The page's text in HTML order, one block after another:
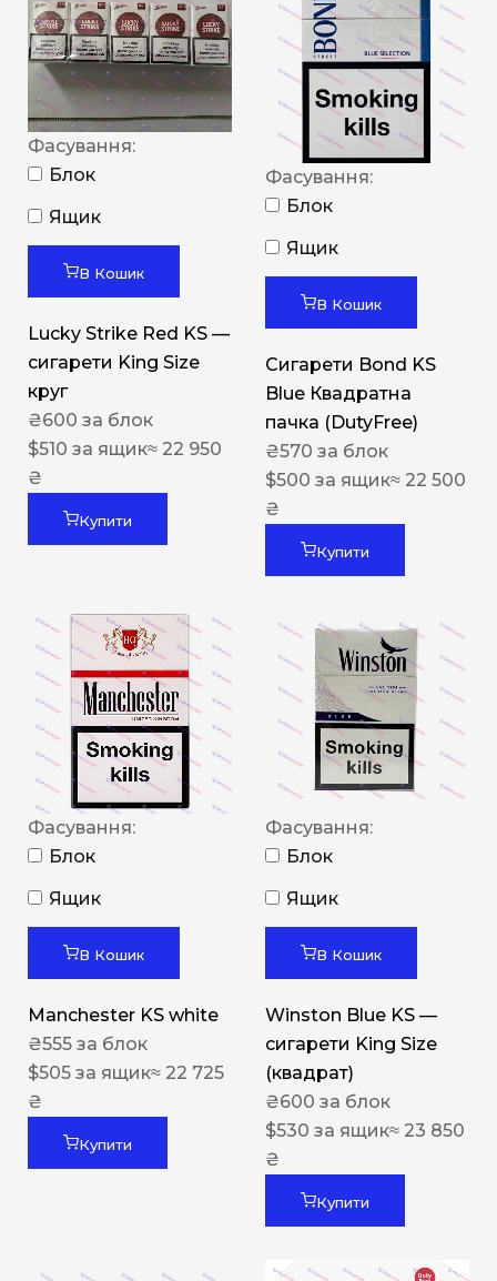
Фасування:
Блок
Ящик
В Кошик
Lucky Strike Red KS —
сигарети King Size
круг
₴600 за блок
$510 за ящик≈ 22 950
₴
Купити
Фасування:
Блок
Ящик
В Кошик
Сигарети Bond KS
Blue Квадратна
пачка (DutyFree)
₴570 за блок
$500 за ящик≈ 22 500
₴
Купити
Фасування:
Блок
Ящик
В Кошик
Manchester KS white
₴555 за блок
$505 за ящик≈ 22 725
₴
Купити
Фасування:
Блок
Ящик
В Кошик
Winston Blue KS —
сигарети King Size
(квадрат)
₴600 за блок
$530 за ящик≈ 23 850
₴
Купити